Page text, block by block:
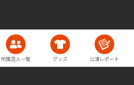
所属芸人一覧 グッズ 公演レポート